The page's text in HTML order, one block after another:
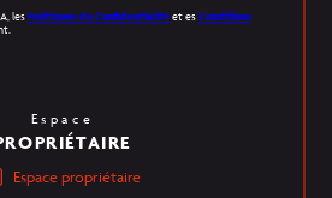
lesPolitiques de Confidentialitéet esConditions
Espace
espace propriétaire